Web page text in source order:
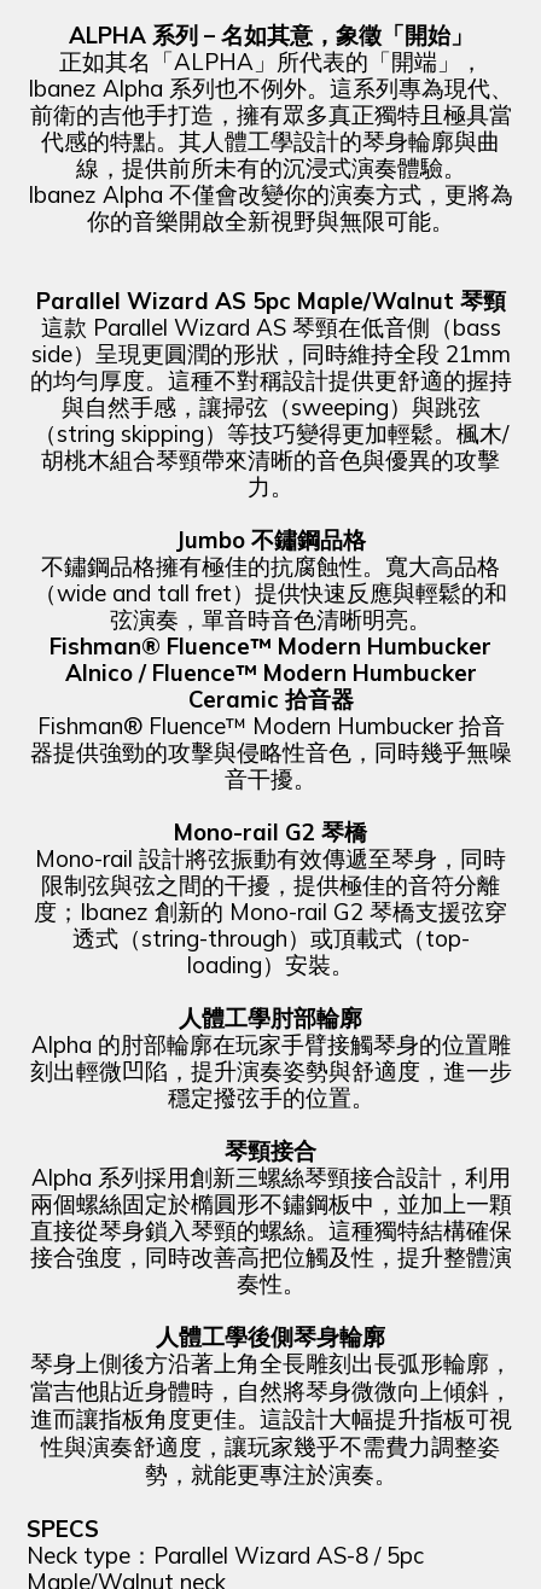
ALPHA 系列 – 名如其意，象徵「開始」
正如其名「ALPHA」所代表的「開端」，
Ibanez Alpha 系列也不例外。這系列專為現代、
前衛的吉他手打造，擁有眾多真正獨特且極具當
代感的特點。其人體工學設計的琴身輪廓與曲
線，提供前所未有的沉浸式演奏體驗。
Ibanez Alpha 不僅會改變你的演奏方式，更將為
你的音樂開啟全新視野與無限可能。
Parallel Wizard AS 5pc Maple/Walnut 琴頸
這款 Parallel Wizard AS 琴頸在低音側（bass
side）呈現更圓潤的形狀，同時維持全段 21mm
的均勻厚度。這種不對稱設計提供更舒適的握持
與自然手感，讓掃弦（sweeping）與跳弦
（string skipping）等技巧變得更加輕鬆。楓木/
胡桃木組合琴頸帶來清晰的音色與優異的攻擊
力。
Jumbo 不鏽鋼品格
不鏽鋼品格擁有極佳的抗腐蝕性。寬大高品格
（wide and tall fret）提供快速反應與輕鬆的和
弦演奏，單音時音色清晰明亮。
Fishman® Fluence™ Modern Humbucker
Alnico / Fluence™ Modern Humbucker
Ceramic 拾音器
Fishman® Fluence™ Modern Humbucker 拾音
器提供強勁的攻擊與侵略性音色，同時幾乎無噪
音干擾。
Mono-rail G2 琴橋
Mono-rail 設計將弦振動有效傳遞至琴身，同時
限制弦與弦之間的干擾，提供極佳的音符分離
度；Ibanez 創新的 Mono-rail G2 琴橋支援弦穿
透式（string-through）或頂載式（top-
loading）安裝。
人體工學肘部輪廓
Alpha 的肘部輪廓在玩家手臂接觸琴身的位置雕
刻出輕微凹陷，提升演奏姿勢與舒適度，進一步
穩定撥弦手的位置。
琴頸接合
Alpha 系列採用創新三螺絲琴頸接合設計，利用
兩個螺絲固定於橢圓形不鏽鋼板中，並加上一顆
直接從琴身鎖入琴頸的螺絲。這種獨特結構確保
接合強度，同時改善高把位觸及性，提升整體演
奏性。
人體工學後側琴身輪廓
琴身上側後方沿著上角全長雕刻出長弧形輪廓，
當吉他貼近身體時，自然將琴身微微向上傾斜，
進而讓指板角度更佳。這設計大幅提升指板可視
性與演奏舒適度，讓玩家幾乎不需費力調整姿
勢，就能更專注於演奏。
SPECS
Neck type：Parallel Wizard AS-8 / 5pc
Maple/Walnut neck